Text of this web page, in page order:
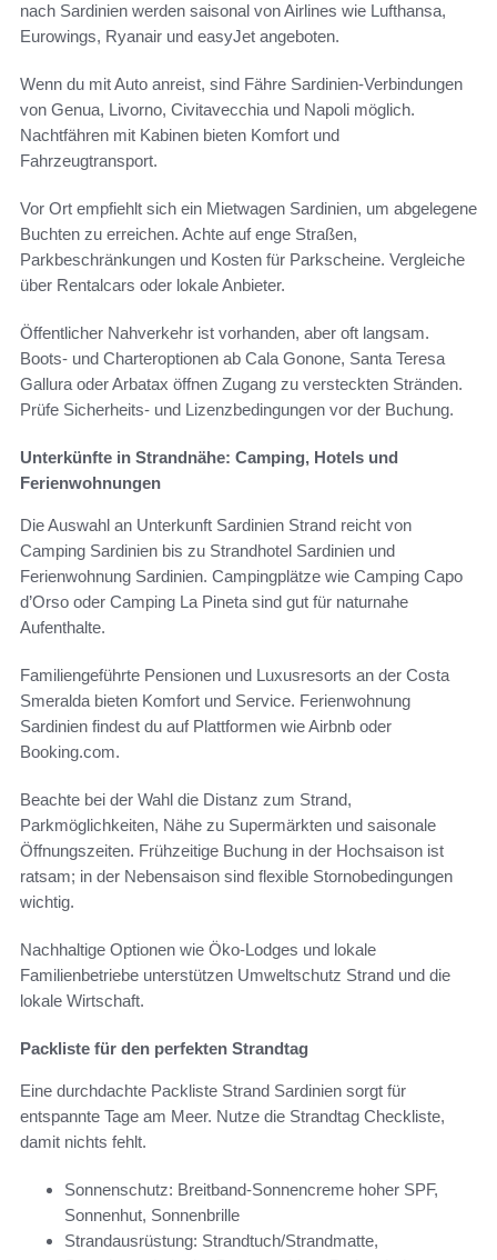
nach Sardinien werden saisonal von Airlines wie Lufthansa,
Eurowings, Ryanair und easyJet angeboten.
Wenn du mit Auto anreist, sind Fähre Sardinien-Verbindungen
von Genua, Livorno, Civitavecchia und Napoli möglich.
Nachtfähren mit Kabinen bieten Komfort und
Fahrzeugtransport.
Vor Ort empfiehlt sich ein Mietwagen Sardinien, um abgelegene
Buchten zu erreichen. Achte auf enge Straßen,
Parkbeschränkungen und Kosten für Parkscheine. Vergleiche
über Rentalcars oder lokale Anbieter.
Öffentlicher Nahverkehr ist vorhanden, aber oft langsam.
Boots- und Charteroptionen ab Cala Gonone, Santa Teresa
Gallura oder Arbatax öffnen Zugang zu versteckten Stränden.
Prüfe Sicherheits- und Lizenzbedingungen vor der Buchung.
Unterkünfte in Strandnähe: Camping, Hotels und
Ferienwohnungen
Die Auswahl an Unterkunft Sardinien Strand reicht von
Camping Sardinien bis zu Strandhotel Sardinien und
Ferienwohnung Sardinien. Campingplätze wie Camping Capo
d’Orso oder Camping La Pineta sind gut für naturnahe
Aufenthalte.
Familiengeführte Pensionen und Luxusresorts an der Costa
Smeralda bieten Komfort und Service. Ferienwohnung
Sardinien findest du auf Plattformen wie Airbnb oder
Booking.com.
Beachte bei der Wahl die Distanz zum Strand,
Parkmöglichkeiten, Nähe zu Supermärkten und saisonale
Öffnungszeiten. Frühzeitige Buchung in der Hochsaison ist
ratsam; in der Nebensaison sind flexible Stornobedingungen
wichtig.
Nachhaltige Optionen wie Öko-Lodges und lokale
Familienbetriebe unterstützen Umweltschutz Strand und die
lokale Wirtschaft.
Packliste für den perfekten Strandtag
Eine durchdachte Packliste Strand Sardinien sorgt für
entspannte Tage am Meer. Nutze die Strandtag Checkliste,
damit nichts fehlt.
Sonnenschutz: Breitband-Sonnencreme hoher SPF,
Sonnenhut, Sonnenbrille
Strandausrüstung: Strandtuch/Strandmatte,